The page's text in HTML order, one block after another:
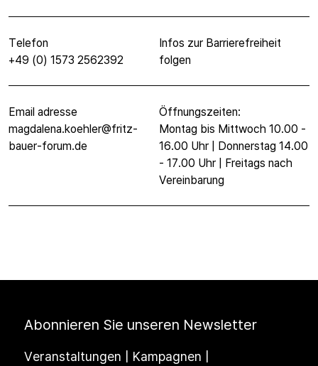
Telefon
+49 (0) 1573 2562392
Infos zur Barrierefreiheit
folgen
Email adresse
magdalena.koehler@fritz-
bauer-forum.de
Öffnungszeiten:
Montag bis Mittwoch 10.00 -
16.00 Uhr | Donnerstag 14.00
- 17.00 Uhr | Freitags nach
Vereinbarung
Abonnieren Sie unseren Newsletter
Veranstaltungen | Kampagnen |